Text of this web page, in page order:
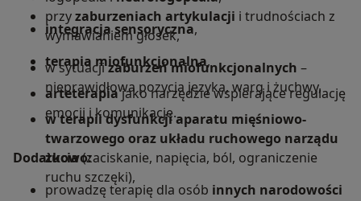
przyzaburzeniach artykulacji i trudnościach z
wymawianiem głosek,
w sytuacjizaburzeń miofunkcjonalnych –
nieprawidłowa pozycja języka, warg i żuchwy,
w terapii dysfunkcji aparatu mięśniowo-
twarzowego oraz układu ruchowego narządu
żucia(zaciskanie, napięcia, ból, ograniczenie
ruchu szczęki),
integracja sensoryczna,
terapia miofunkcjonalna,
arteterapiajako narzędzie wspierające regulację
emocji i komunikację.
Dodatkowo:
prowadzę terapię dla osób innych narodowości